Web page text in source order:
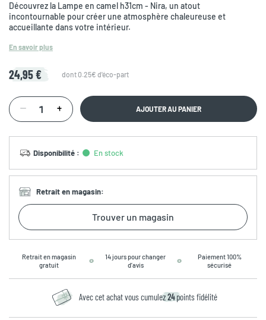
Découvrez la Lampe en camel h31cm - Nira, un atout
incontournable pour créer une atmosphère chaleureuse et
accueillante dans votre intérieur.
En savoir plus
24,95 € dont 0.25€ d'éco-part
AJOUTER AU PANIER
Disponibilité : En stock
Retrait en magasin:
Trouver un magasin
Retrait en magasin
gratuit
14 jours pour changer
d’avis
Paiement 100%
sécurisé
Avec cet achat vous cumulez24 points fidélité